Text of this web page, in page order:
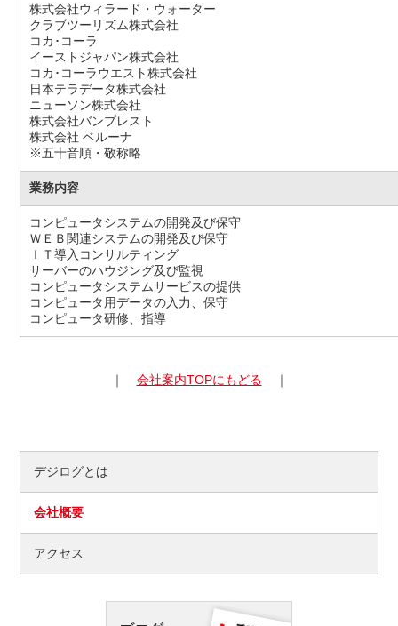
株式会社ウィラード・ウォーター
クラブツーリズム株式会社
コカ･コーラ
イーストジャパン株式会社
コカ･コーラウエスト株式会社
日本テラデータ株式会社
ニューソン株式会社
株式会社バンプレスト
株式会社 ベルーナ
※五十音順・敬称略
業務内容
コンピュータシステムの開発及び保守
ＷＥＢ関連システムの開発及び保守
ＩＴ導入コンサルティング
サーバーのハウジング及び監視
コンピュータシステムサービスの提供
コンピュータ用データの入力、保守
コンピュータ研修、指導
｜ 会社案内TOPにもどる ｜
デジログとは
会社概要
アクセス